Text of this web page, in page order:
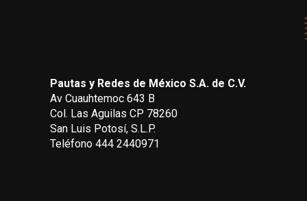
Pautas y Redes de México S.A. de C.V.
Av Cuauhtemoc 643 B
Col. Las Aguilas CP 78260
San Luis Potosí, S.L.P.
Teléfono 444 2440971